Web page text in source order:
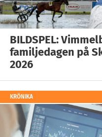
BILDSPEL:
familjedagen på
2026
KRÖNIKA